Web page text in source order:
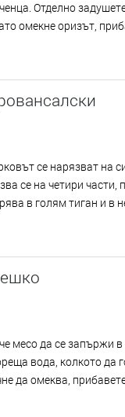
Отделно
омекне оризът,
се нарязват на
се на четири части,
в голям тиган и в
месо да се запържи в
вода, колкото да
да омеква,